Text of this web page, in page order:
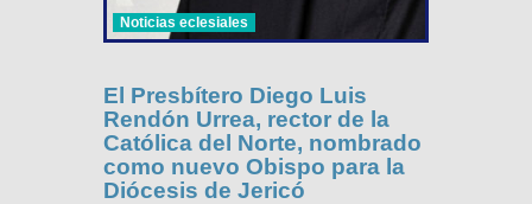
Noticias eclesiales
El Presbítero Diego Luis
Rendón Urrea, rector de la
Católica del Norte, nombrado
como nuevo Obispo para la
Diócesis de Jericó